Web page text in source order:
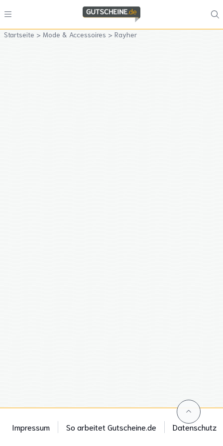
Startseite > Mode & Accessoires > Rayher
Impressum So arbeitet Gutscheine.de Datenschutz